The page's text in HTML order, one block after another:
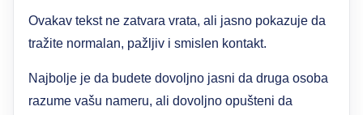
Ovakav tekst ne zatvara vrata, ali jasno pokazuje da
tražite normalan, pažljiv i smislen kontakt.
Najbolje je da budete dovoljno jasni da druga osoba
razume vašu nameru, ali dovoljno opušteni da